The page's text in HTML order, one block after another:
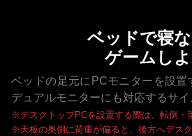
ベッドで寝
ゲームしよ
ベッドの足元にPCモニターを設置
デュアルモニターにも対応するサイ
※デスクトップPCを設置する際は、転倒・
※天板の奥側に荷重が偏ると、後方へデス